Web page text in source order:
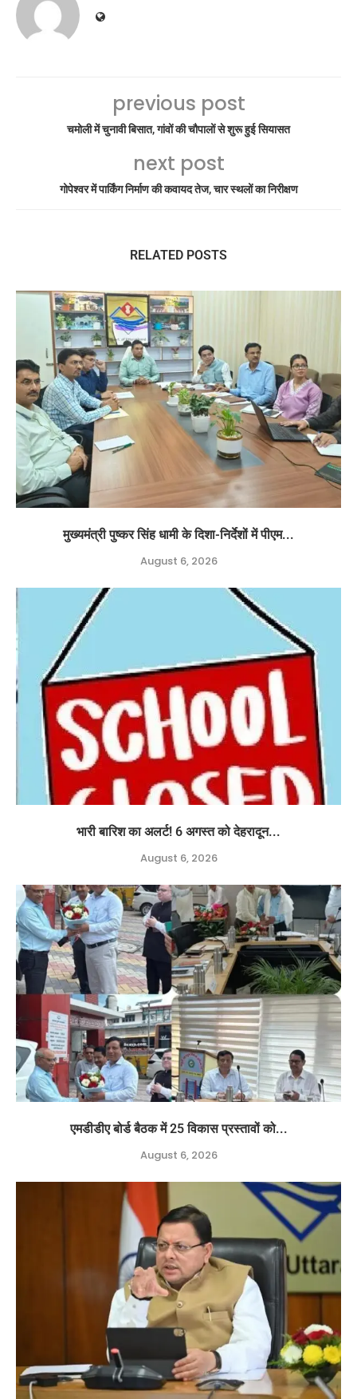
previous post
चमोली में चुनावी बिसात, गांवों की चौपालों से शुरू हुई सियासत
next post
गोपेश्वर में पार्किंग निर्माण की कवायद तेज, चार स्थलों का निरीक्षण
RELATED POSTS
मुख्यमंत्री पुष्कर सिंह धामी के दिशा-निर्देशों में पीएम...
August 6, 2026
भारी बारिश का अलर्ट! 6 अगस्त को देहरादून...
August 6, 2026
एमडीडीए बोर्ड बैठक में 25 विकास प्रस्तावों को...
August 6, 2026